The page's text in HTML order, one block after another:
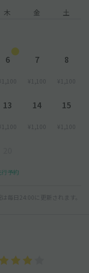
akippaで予約してい
ビスはご利用できませ
、翌日の0:00〜入庫可
木 金 土
6
¥1,100
7
¥1,100
8
¥1,100
13
¥1,100
14
¥1,100
15
¥1,100
行予約
毎日24:00に更新されます。